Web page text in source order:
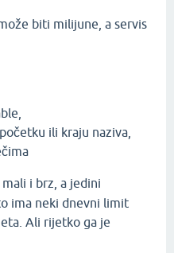
biti milijune, a servis
ili kraju naziva,
mali i brz, a jedini
ima neki dnevni limit
Ali rijetko ga je